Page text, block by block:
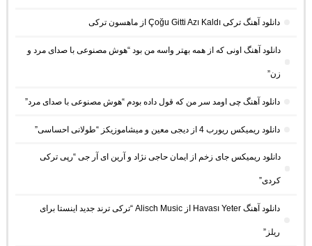
دانلود آهنگ ترکی Çoğu Gitti Azı Kaldı از ماهسون ترکی
دانلود آهنگ اونی که از همه بهتر واسه من بود “هوش مصنوعی با صدای مرد و
زن”
دانلود آهنگ چی اومد سر من که قول داده بودم “هوش مصنوعی با صدای مرد”
دانلود ریمیکس ریورب 4 از دیجی معین و میشاموزیکز “طولانی احساسی”
دانلود ریمیکس جای زخم از ایمان حاجی نژاد و آرین ای آر جی “رپی ترکی
کردی”
دانلود آهنگ Havası Yeter از Alisch Music “ترکی ترند جدید اینستا برای
ریلز”